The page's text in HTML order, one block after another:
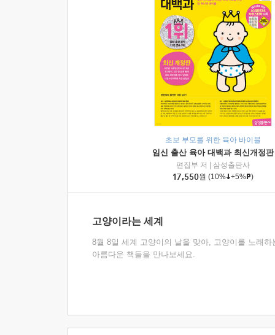
초보 부모를 위한 육아 바이블
임신 출산 육아 대백과 최신개정판
편집부 저
삼성출판사
17,550원 (10% +5% )
고양이라는 세계
8월 8일 세계 고양이의 날을 맞아, 고양이를 노래하
아름다운 책들을 만나보세요.